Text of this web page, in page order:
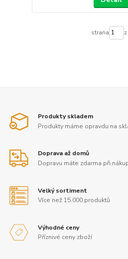
strana
Produkty skladem
Produkty máme opravdu na
Doprava až domů
Dopravu máte zdarma při
Velký sortiment
Více než 15.000 produktů
Výhodné ceny
Příznivé ceny zboží